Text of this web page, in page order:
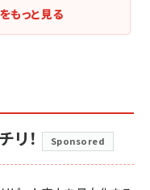
もっと見る
！ Sponsored